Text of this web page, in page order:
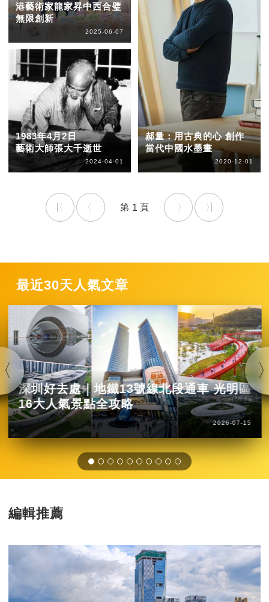
港藝術家龍家昇中西合璧
無限創新
2025-06-07
1983年4月2日
藝術大師張大千逝世
2024-04-01
郝量：用古典的心 創作
當代中國水墨畫
2020-12-01
1
最近30天人氣文章
深圳好去處｜地鐵13號線北段通車 光明區
16大人氣景點全攻略
2026-07-15
編輯推薦